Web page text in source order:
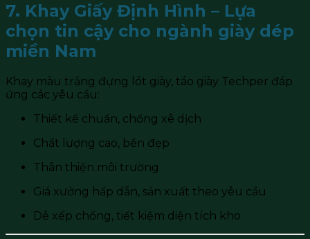
7. Khay Giấy Định Hình – Lựa
chọn tin cậy cho ngành giày dép
miền Nam
Khay màu trắng đựng lót giày, táo giày Techper đáp
ứng các yêu cầu:
Thiết kế chuẩn, chống xê dịch
Chất lượng cao, bền đẹp
Thân thiện môi trường
Giá xưởng hấp dẫn, sản xuất theo yêu cầu
Dễ xếp chồng, tiết kiệm diện tích kho